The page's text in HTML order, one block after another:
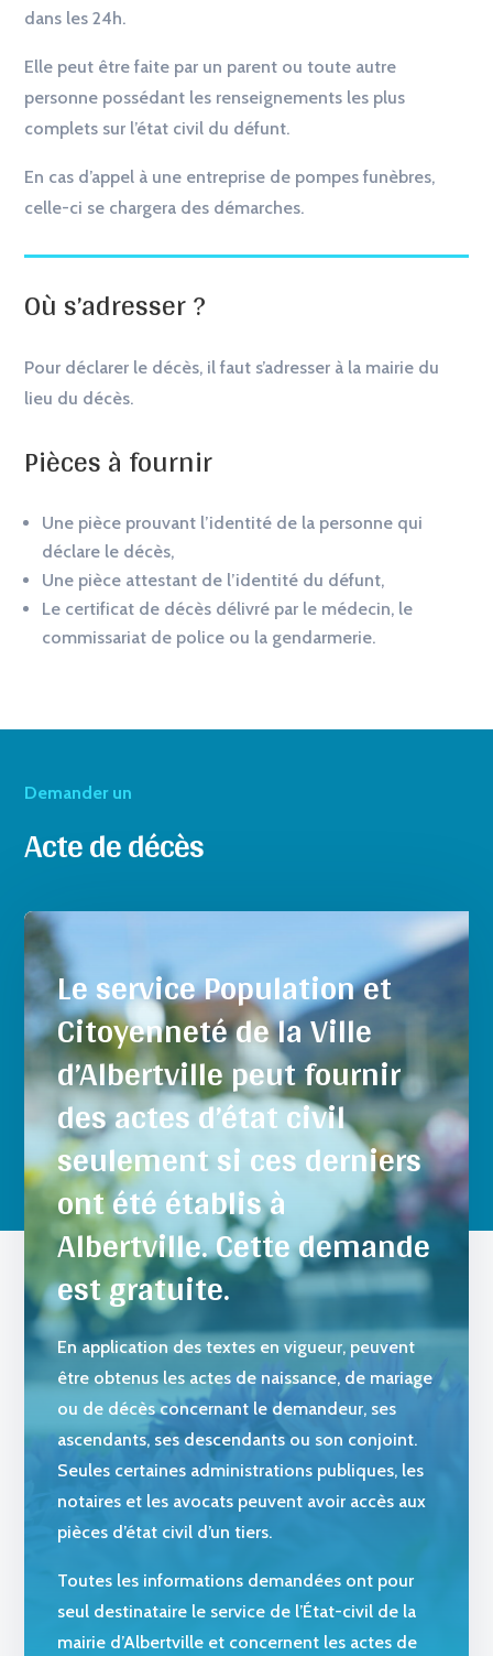
dans les 24h.
Elle peut être faite par un parent ou toute autre
personne possédant les renseignements les plus
complets sur l’état civil du défunt.
En cas d’appel à une entreprise de pompes funèbres,
celle-ci se chargera des démarches.
Où s’adresser ?
Pour déclarer le décès, il faut s’adresser à la mairie du
lieu du décès.
Pièces à fournir
Une pièce prouvant l’identité de la personne qui
déclare le décès,
Une pièce attestant de l’identité du défunt,
Le certificat de décès délivré par le médecin, le
commissariat de police ou la gendarmerie.
Demander un
Acte de décès
Le service Population et
Citoyenneté de la Ville
d’Albertville peut fournir
des actes d’état civil
seulement si ces derniers
ont été établis à
Albertville. Cette demande
est gratuite.
En application des textes en vigueur, peuvent
être obtenus les actes de naissance, de mariage
ou de décès concernant le demandeur, ses
ascendants, ses descendants ou son conjoint.
Seules certaines administrations publiques, les
notaires et les avocats peuvent avoir accès aux
pièces d’état civil d’un tiers.
Toutes les informations demandées ont pour
seul destinataire le service de l’État-civil de la
mairie d’Albertville et concernent les actes de